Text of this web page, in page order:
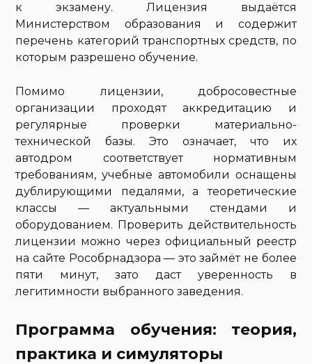
к экзамену. Лицензия выдаётся
Министерством образования и содержит
перечень категорий транспортных средств, по
которым разрешено обучение.
Помимо лицензии, добросовестные
организации проходят аккредитацию и
регулярные проверки материально-
технической базы. Это означает, что их
автодром соответствует нормативным
требованиям, учебные автомобили оснащены
дублирующими педалями, а теоретические
классы — актуальными стендами и
оборудованием. Проверить действительность
лицензии можно через официальный реестр
на сайте Рособрнадзора — это займёт не более
пяти минут, зато даст уверенность в
легитимности выбранного заведения.
Программа обучения: теория,
практика и симуляторы